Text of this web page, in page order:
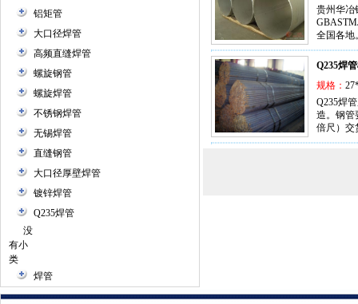
铝矩管
大口径焊管
高频直缝焊管
螺旋钢管
螺旋焊管
不锈钢焊管
无锡焊管
直缝钢管
大口径厚壁焊管
镀锌焊管
Q235焊管
没
有小
类
焊管
贵州华冶
全国各地
Q235焊
规格：
Q235焊
造。钢管
倍尺）交